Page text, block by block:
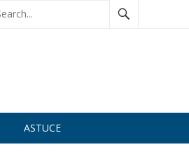
ASTUCE